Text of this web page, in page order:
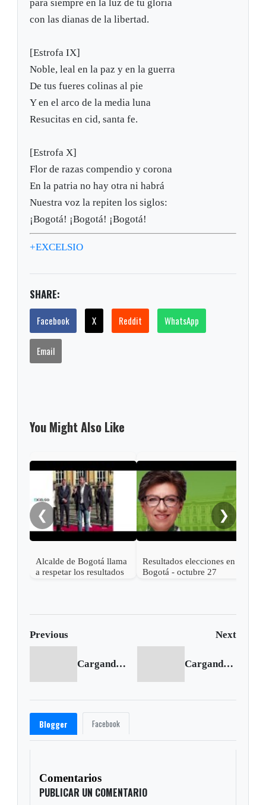
para siempre en la luz de tu gloria
con las dianas de la libertad.
[Estrofa IX]
Noble, leal en la paz y en la guerra
De tus fueres colinas al pie
Y en el arco de la media luna
Resucitas en cid, santa fe.
[Estrofa X]
Flor de razas compendio y corona
En la patria no hay otra ni habrá
Nuestra voz la repiten los siglos:
¡Bogotá! ¡Bogotá! ¡Bogotá!
+EXCELSIO
SHARE:
Facebook X Reddit WhatsApp
Email
You Might Also Like
❮
Alcalde de Bogotá llama
a respetar los resultados
Resultados elecciones en
Bogotá - octubre 27
❯
Previous Next
Cargando anterior... Cargando siguiente...
Blogger Facebook
Comentarios
PUBLICAR UN COMENTARIO